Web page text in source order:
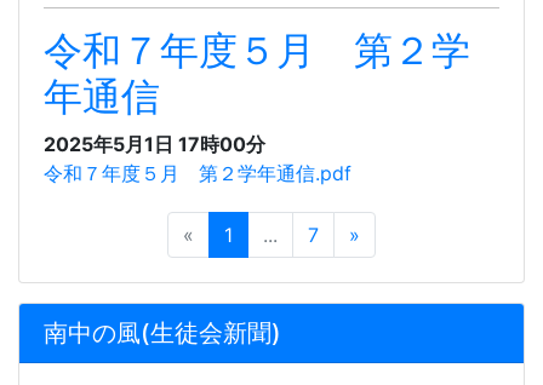
令和７年度５月 第２学
年通信
2025年5月1日 17時00分
令和７年度５月 第２学年通信.pdf
« 1 ... 7 »
南中の風(生徒会新聞)